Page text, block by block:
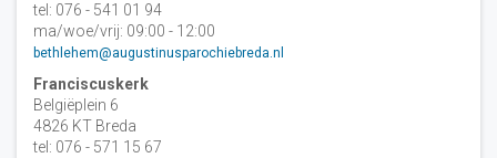
tel: 076 - 541 01 94
ma/woe/vrij: 09:00 - 12:00
bethlehem@augustinusparochiebreda.nl
Franciscuskerk
Belgiëplein 6
4826 KT Breda
tel: 076 - 571 15 67